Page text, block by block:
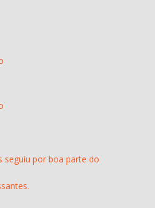
seguiu por boa parte do